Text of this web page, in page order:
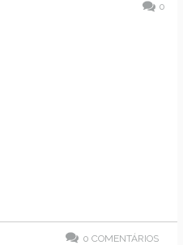
0
0 COMENTÁRIOS